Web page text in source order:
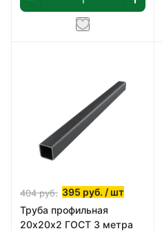
404руб. 395 руб. / шт
Труба профильная
20х20х2 ГОСТ 3 метра